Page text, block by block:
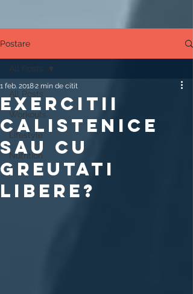
Postare
All Posts
Workouts
Lifestyle
Nutrition
All Posts
EXERCITII
CALISTENICE
SAU CU
GREUTATI
LIBERE?
1 feb. 20182 min de citit